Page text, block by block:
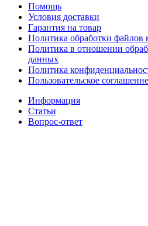
Помощь
Условия доставки
Гарантия на товар
Политика обработки файлов
Политика в отношении
данных
Политика
Пользовательское соглашение
Информация
Статьи
Вопрос-ответ